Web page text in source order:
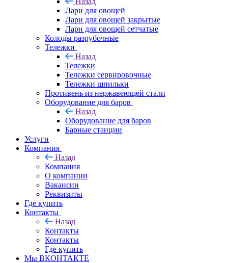
Лари для овощей
Лари для овощей закрытые
Лари для овощей сетчатые
Колоды разрубочные
Тележки
Назад
Тележки
Тележки сервировочные
Тележки шпильки
Противень из нержавеющей стали
Оборудование для баров
Назад
Оборудование для баров
Барные станции
Услуги
Компания
Назад
Компания
О компании
Вакансии
Реквизиты
Где купить
Контакты
Назад
Контакты
Контакты
Где купить
Мы ВКОНТАКТЕ